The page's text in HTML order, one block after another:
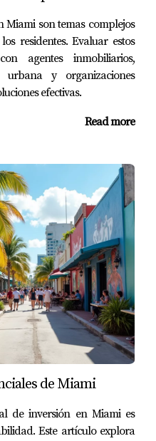
en Miami?
financieras y planes a
flexibilidad mientras
a futuro.
de alquiler mi
entre diferentes
bien antes de decidir.
al mudarse a un
de escuelas, acceso a
vivir bien con bajo
algunos sectores de North
sin sacrificar
necesitas ayuda
son temas complejos
residentes. Evaluar estos
agentes inmobiliarios,
urbana y organizaciones
efectivas.
Read more
de Miami
de inversión en Miami es
Este artículo explora